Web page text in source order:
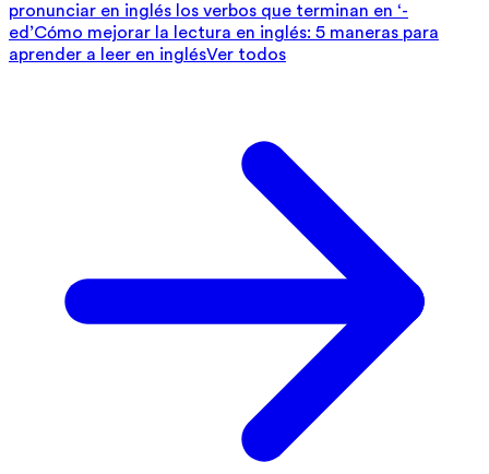
pronunciar en inglés los verbos que terminan en ‘-
ed’Cómo mejorar la lectura en inglés: 5 maneras para
aprender a leer en inglésVer todos